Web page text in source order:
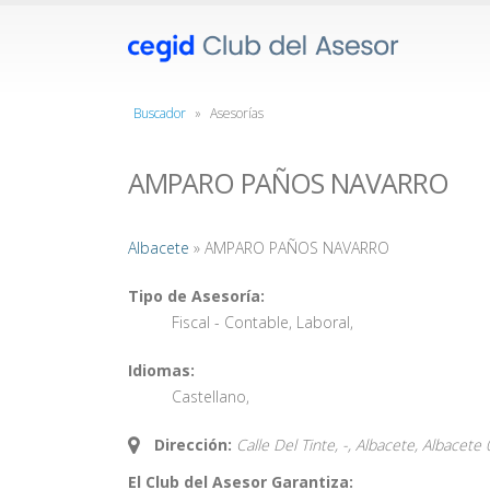
Buscador » Asesorías
AMPARO PAÑOS NAVARRO
Albacete » AMPARO PAÑOS NAVARRO
Tipo de Asesoría:
Fiscal - Contable, Laboral,
Idiomas:
Castellano,
Dirección: Calle Del Tinte, -, Albacete, Albacete
El Club del Asesor Garantiza: